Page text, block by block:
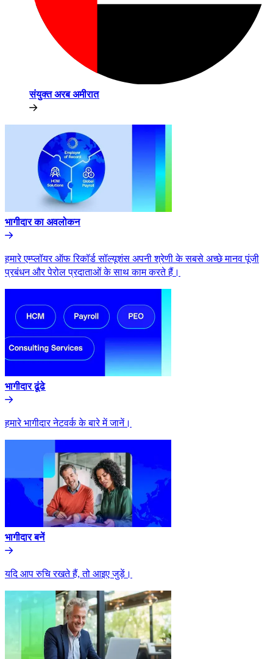
संयुक्त अरब अमीरात​​
भागीदार का अवलोकन​​
हमारे एम्प्लॉयर ऑफ रिकॉर्ड सॉल्यूशंस अपनी श्रेणी के सबसे अच्छे मानव पूंजी
प्रबंधन और पेरोल प्रदाताओं के साथ काम करते हैं।​​
भागीदार ढूंढे​​
हमारे भागीदार नेटवर्क के बारे में जानें।​​
भागीदार बनें​​
यदि आप रुचि रखते हैं, तो आइए जुड़ें।​​